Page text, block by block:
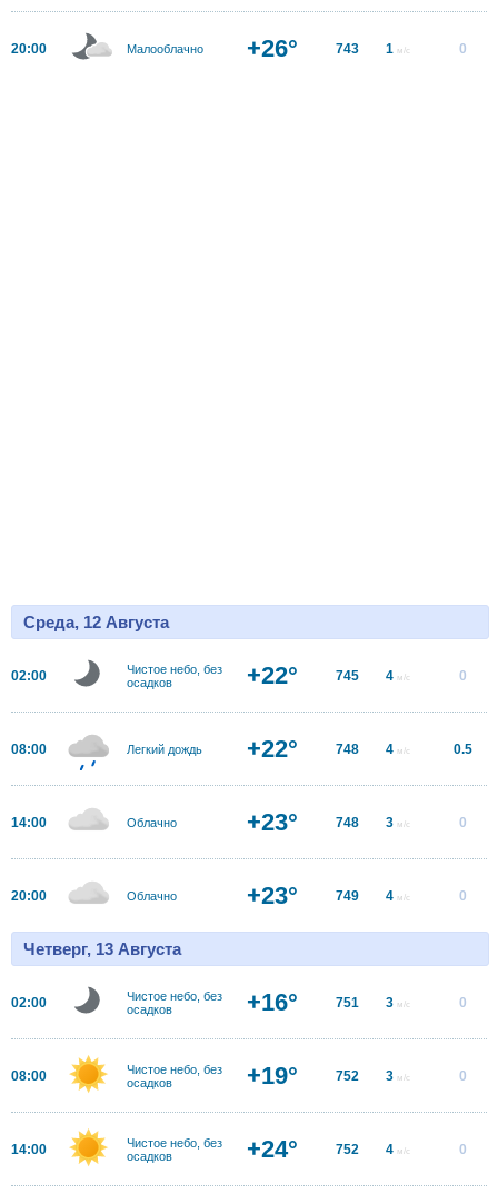
20:00 Малооблачно +26° 743 1 м/с 0
Среда, 12 Августа
02:00
Чистое небо, без
осадков
+22° 745 4 м/с 0
08:00 Легкий дождь +22° 748 4 м/с 0.5
14:00 Облачно +23° 748 3 м/с 0
20:00 Облачно +23° 749 4 м/с 0
Четверг, 13 Августа
02:00
Чистое небо, без
осадков
+16° 751 3 м/с 0
08:00
Чистое небо, без
осадков
+19° 752 3 м/с 0
14:00
Чистое небо, без
осадков
+24° 752 4 м/с 0